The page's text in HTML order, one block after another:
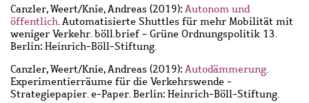
Canzler, Weert/Knie, Andreas (2019): Autonom und
öffentlich. Automatisierte Shuttles für mehr Mobilität mit
weniger Verkehr. böll.brief - Grüne Ordnungspolitik 13.
Berlin: Heinrich-Böll-Stiftung.
Canzler, Weert/Knie, Andreas (2019): Autodämmerung.
Experimentierräume für die Verkehrswende -
Strategiepapier. e-Paper. Berlin: Heinrich-Böll-Stiftung.